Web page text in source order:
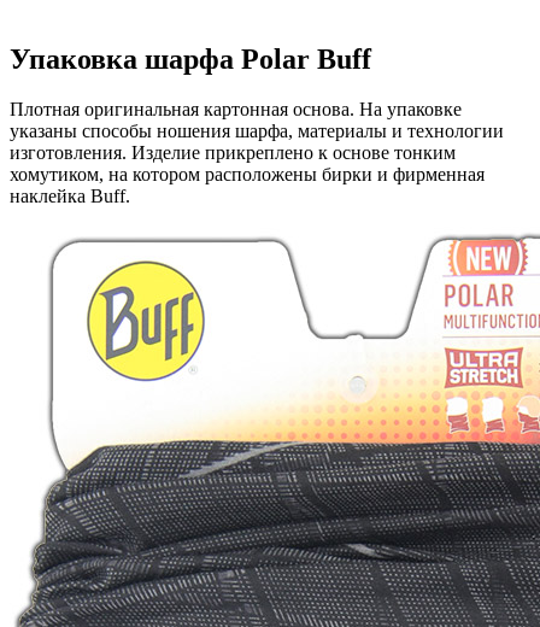
Упаковка шарфа Polar Buff
Плотная оригинальная картонная основа. На упаковке
указаны способы ношения шарфа, материалы и технологии
изготовления. Изделие прикреплено к основе тонким
хомутиком, на котором расположены бирки и фирменная
наклейка Buff.